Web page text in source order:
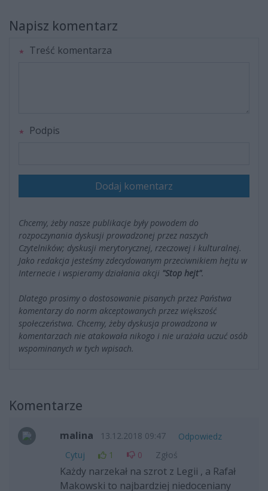
Napisz komentarz
Treść komentarza
Podpis
Dodaj komentarz
Chcemy, żeby nasze publikacje były powodem do
rozpoczynania dyskusji prowadzonej przez naszych
Czytelników; dyskusji merytorycznej, rzeczowej i kulturalnej.
Jako redakcja jesteśmy zdecydowanym przeciwnikiem hejtu w
Internecie i wspieramy działania akcji "Stop hejt".
Dlatego prosimy o dostosowanie pisanych przez Państwa
komentarzy do norm akceptowanych przez większość
społeczeństwa. Chcemy, żeby dyskusja prowadzona w
komentarzach nie atakowała nikogo i nie urażała uczuć osób
wspominanych w tych wpisach.
Komentarze
malina 13.12.2018 09:47
Odpowiedz
Cytuj
1 0 Zgłoś
Każdy narzekał na szrot z Legii , a Rafał
Makowski to najbardziej niedoceniany